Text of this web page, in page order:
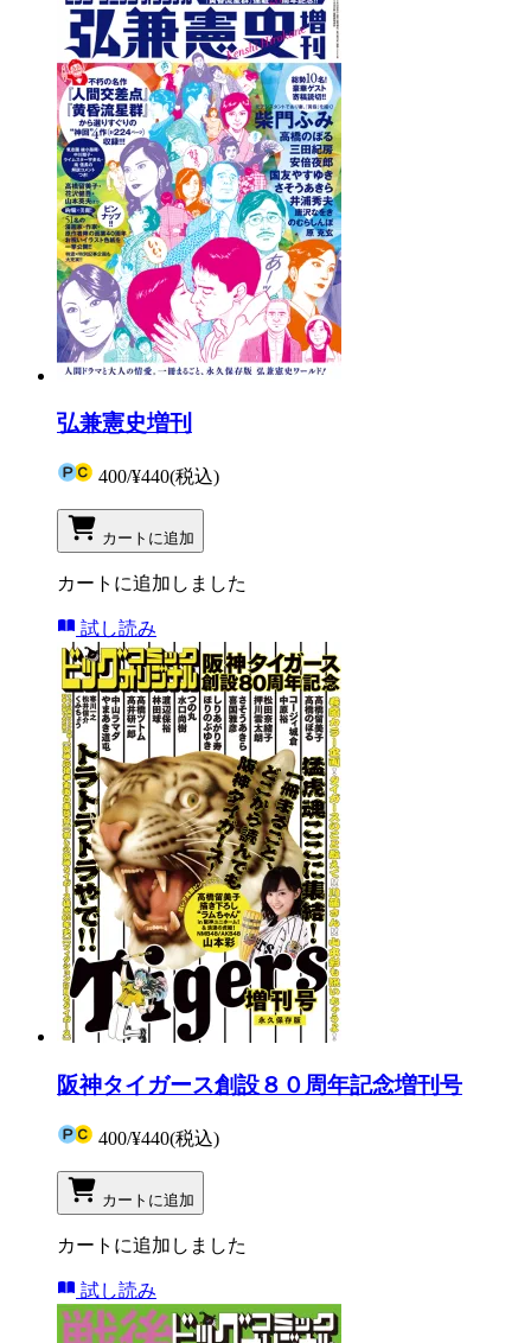
弘兼憲史増刊
400/¥440(税込)
カートに追加
カートに追加しました
試し読み
阪神タイガース創設８０周年記念増刊号
400/¥440(税込)
カートに追加
カートに追加しました
試し読み